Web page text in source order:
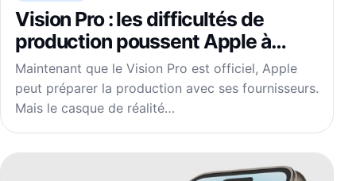
Vision Pro : les difficultés de
production poussent Apple à
sérieusement revoir ses
prévisions à la baisse
Maintenant que le Vision Pro est officiel, Apple
peut préparer la production avec ses fournisseurs.
Mais le casque de réalité…